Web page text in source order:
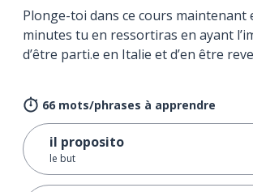
Plonge-toi dans ce cours maintenant
minutes tu en ressortiras en ayant
d’être parti.e en Italie et d’en être
66 mots/phrases à apprendre
il proposito
le but